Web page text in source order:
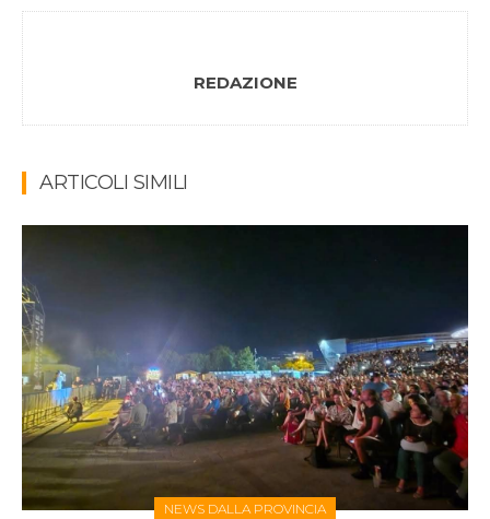
REDAZIONE
ARTICOLI SIMILI
NEWS DALLA PROVINCIA